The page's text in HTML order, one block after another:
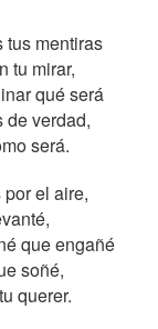
tus mentiras
tu mirar,
qué será
de verdad,
será.
el aire,
que engañé
soñé,
querer.